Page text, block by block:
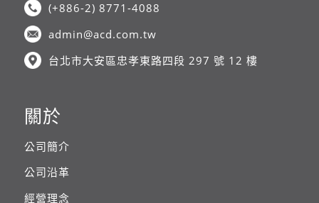
(+886-2) 8771-4088
admin@acd.com.tw
台北市大安區忠孝東路四段 297 號 12 樓
關於
公司簡介
公司沿革
經營理念